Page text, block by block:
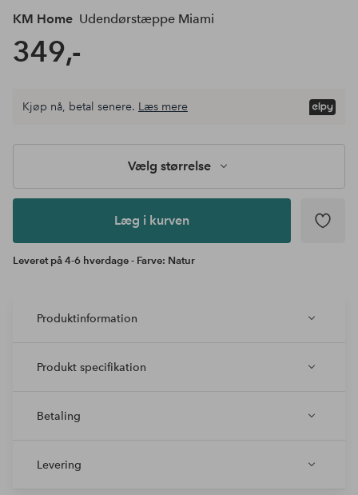
KM Home Udendørstæppe Miami
349,-
størrelse
Læg i
Kjøp nå, betal senere. Læs mere
Vælg størrelse
Læg i kurven
Leveret på 4-6 hverdage - Farve: Natur
Produktinformation
Produkt specifikation
Betaling
Levering